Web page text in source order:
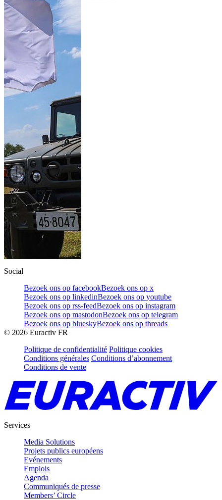
Social
Bezoek ons op facebookBezoek ons op x
Bezoek ons op linkedinBezoek ons op youtube
Bezoek ons op rss-feedBezoek ons op instagram
Bezoek ons op mastodonBezoek ons op telegram
Bezoek ons op blueskyBezoek ons op threads
© 2026 Euractiv FR
Politique de confidentialité Politique cookies
Conditions générales Conditions d’abonnement
Conditions de vente
Services
Media Solutions
Projets publics européens
Evénements
Emplois
Agenda
Communiqués de presse
Members’ Circle